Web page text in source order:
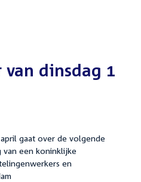
van dinsdag 1
gaat over de volgende
een koninklijke
en